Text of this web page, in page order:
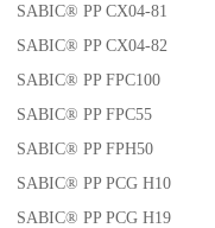
SABIC® PP CX04-81
SABIC® PP CX04-82
SABIC® PP FPC100
SABIC® PP FPC55
SABIC® PP FPH50
SABIC® PP PCG H10
SABIC® PP PCG H19